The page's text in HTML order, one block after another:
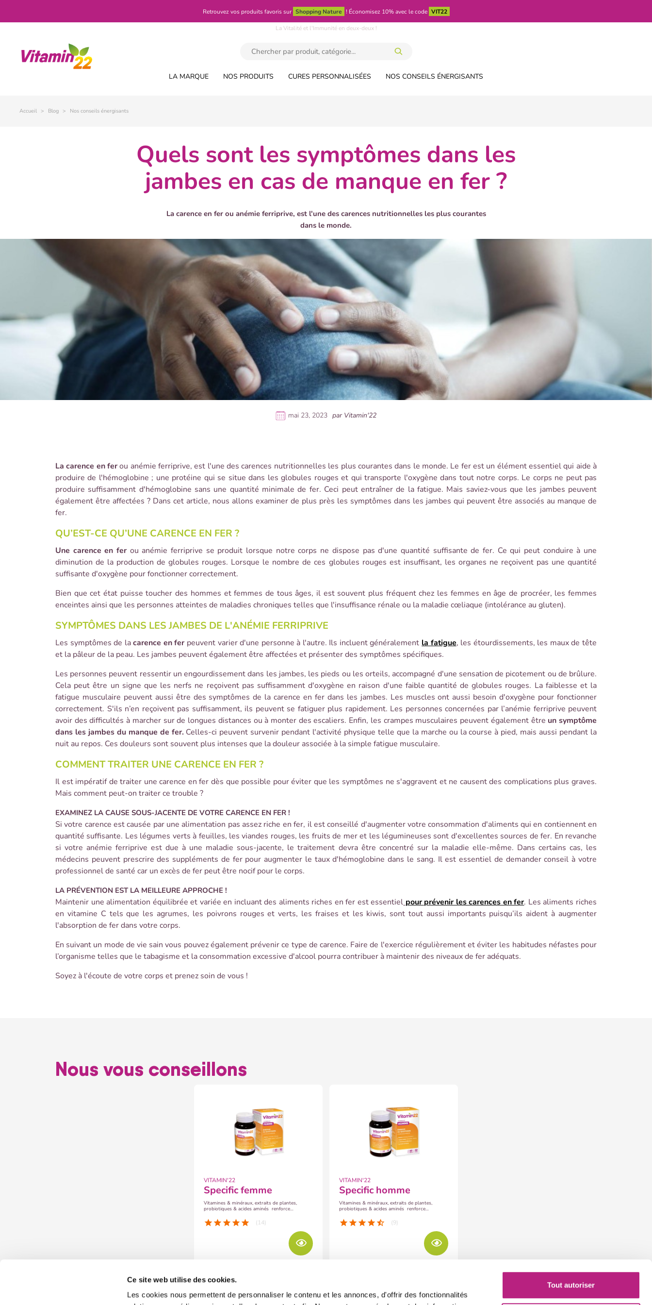
Ce site web utilise des cookies.
Les cookies nous permettent de personnaliser le contenu et les annonces, d'offrir des fonctionnalités
Tout autoriser
Retrouvez vos produits favoris sur Shopping Nature ! Économisez 10% avec le code VIT22
La Vitalité et l'Immunité en deux-deux !
LA MARQUE NOS PRODUITS CURES PERSONNALISÉES NOS CONSEILS ÉNERGISANTS
Accueil Blog Nos conseils énergisants
quels sont les symptômes dans les
jambes en cas de manque en fer ?
La carence en fer ou anémie ferriprive, est l'une des carences nutritionnelles les plus courantes
dans le monde.
mai 23, 2023 par Vitamin'22
La carence en ferou anémie ferriprive, est l'une des carences nutritionnelles les plus courantes dans le monde. Le fer est un élément essentiel qui aide à
produire de l'hémoglobine ; une protéine qui se situe dans les globules rouges et qui transporte l'oxygène dans tout notre corps. Le corps ne peut pas
produire suffisamment d'hémoglobine sans une quantité minimale de fer. Ceci peut entraîner de la fatigue. Mais saviez-vous que les jambes peuvent
également être affectées ? Dans cet article, nous allons examiner de plus près les symptômes dans les jambes qui peuvent être associés au manque de
fer.
QU’EST-CE QU’UNE CARENCE EN FER ?
Une carence en fer ou anémie ferriprive se produit lorsque notre corps ne dispose pas d'une quantité suffisante de fer. Ce qui peut conduire à une
diminution de la production de globules rouges. Lorsque le nombre de ces globules rouges est insuffisant, les organes ne reçoivent pas une quantité
suffisante d'oxygène pour fonctionner correctement.
Bien que cet état puisse toucher des hommes et femmes de tous âges, il est souvent plus fréquent chez les femmes en âge de procréer, les femmes
enceintes ainsi que les personnes atteintes de maladies chroniques telles que l'insuffisance rénale ou la maladie cœliaque (intolérance au gluten).
SYMPTÔMES DANS LES JAMBES DE L'ANÉMIE FERRIPRIVE
Les symptômes de lacarence en fer peuvent varier d'une personne à l'autre. Ils incluent généralement la fatigue, les étourdissements, les maux de tête
et la pâleur de la peau. Les jambes peuvent également être affectées et présenter des symptômes spécifiques.
Les personnes peuvent ressentir un engourdissement dans les jambes, les pieds ou les orteils, accompagné d'une sensation de picotement ou de brûlure.
Cela peut être un signe que les nerfs ne reçoivent pas suffisamment d'oxygène en raison d'une faible quantité de globules rouges. La faiblesse et la
fatigue musculaire peuvent aussi être des symptômes de la carence en fer dans les jambes. Les muscles ont aussi besoin d'oxygène pour fonctionner
correctement. S'ils n’en reçoivent pas suffisamment, ils peuvent se fatiguer plus rapidement. Les personnes concernées par l’anémie ferriprive peuvent
avoir des difficultés à marcher sur de longues distances ou à monter des escaliers. Enfin, les crampes musculaires peuvent également être un symptôme
dans les jambes du manque de fer. Celles-ci peuvent survenir pendant l'activité physique telle que la marche ou la course à pied, mais aussi pendant la
nuit au repos. Ces douleurs sont souvent plus intenses que la douleur associée à la simple fatigue musculaire.
COMMENT TRAITER UNE CARENCE EN FER ?
Il est impératif de traiter une carence en fer dès que possible pour éviter que les symptômes ne s'aggravent et ne causent des complications plus graves.
Mais comment peut-on traiter ce trouble ?
EXAMINEZ LA CAUSE SOUS-JACENTE DE VOTRE CARENCE EN FER !
Si votre carence est causée par une alimentation pas assez riche en fer, il est conseillé d'augmenter votre consommation d'aliments qui en contiennent en
quantité suffisante. Les légumes verts à feuilles, les viandes rouges, les fruits de mer et les légumineuses sont d'excellentes sources de fer. En revanche
si votre anémie ferriprive est due à une maladie sous-jacente, le traitement devra être concentré sur la maladie elle-même. Dans certains cas, les
médecins peuvent prescrire des suppléments de fer pour augmenter le taux d'hémoglobine dans le sang. Il est essentiel de demander conseil à votre
professionnel de santé car un excès de fer peut être nocif pour le corps.
LA PRÉVENTION EST LA MEILLEURE APPROCHE !
Maintenir une alimentation équilibrée et variée en incluant des aliments riches en fer est essentiel pour prévenir les carences en fer. Les aliments riches
en vitamine C tels que les agrumes, les poivrons rouges et verts, les fraises et les kiwis, sont tout aussi importants puisqu’ils aident à augmenter
l'absorption de fer dans votre corps.
En suivant un mode de vie sain vous pouvez également prévenir ce type de carence. Faire de l'exercice régulièrement et éviter les habitudes néfastes pour
l’organisme telles que le tabagisme et la consommation excessive d'alcool pourra contribuer à maintenir des niveaux de fer adéquats.
Soyez à l'écoute de votre corps et prenez soin de vous !
Nous vous conseillons
specific femme
VITAMIN'22
Vitamines & minéraux, extraits de plantes,
probiotiques & acides aminés renforce
femmes 2 gélules /jour
star star star star star (14)
specific homme
VITAMIN'22
Vitamines & minéraux, extraits de plantes,
probiotiques & acides aminés renforce
hommes 2 gélules /jour
star star star star star_half (9)